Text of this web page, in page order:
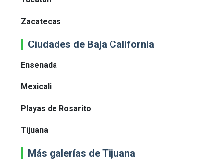
Zacatecas
Ciudades de Baja California
Ensenada
Mexicali
Playas de Rosarito
Tijuana
Más galerías de Tijuana